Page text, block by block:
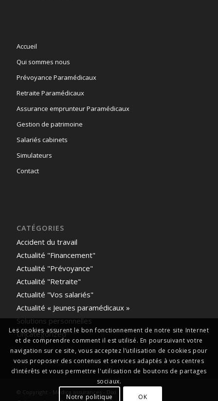
Accueil
Qui sommes nous
Prévoyance Paramédicaux
Retraite Paramédicaux
Assurance emprunteur Paramédicaux
Gestion de patrimoine
Salariés cabinets
Simulateurs
Contact
CATÉGORIES
Accident du travail
Actualité "Financement"
Actualité "Prévoyance"
Actualité "Retraite"
Actualité "Vos salariés"
Actualité « Jeunes paramédicaux »
Solutions personnelles
Uncategorized
© Copyright - Medica assurances - Dixi
Les cookies assurent le bon fonctionnement de notre site Internet
et de comprendre comment il est utilisé. En poursuivant votre
navigation sur ce site, vous acceptez l’utilisation de cookies pour
vous proposer des contenus et services adaptés à vos centres
d’intérêts et vous permettre l'utilisation de boutons de partages
sociaux.
Notre politique
OK